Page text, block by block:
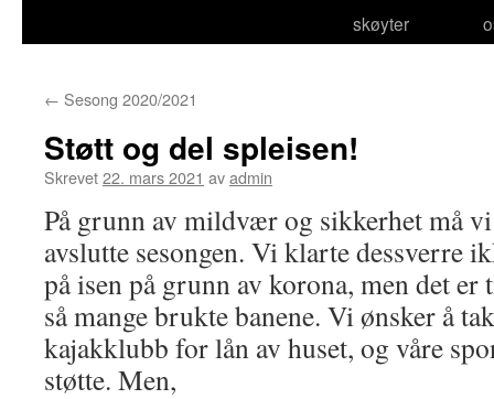
skøyter
← Sesong 2020/2021
Støtt og del spleisen!
Skrevet22. mars 2021 avadmin
På grunn av mildvær og sikkerhet må vi
avslutte sesongen. Vi klarte dessverre
på isen på grunn av korona, men det
så mange brukte banene. Vi ønsker å
kajakklubb for lån av huset, og våre
støtte. Men,